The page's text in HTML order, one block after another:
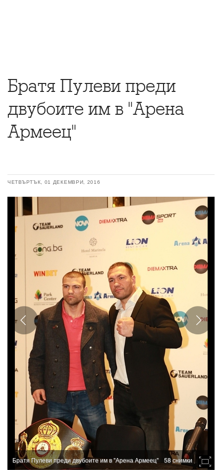
Братя Пулеви преди
двубоите им в "Арена
Армеец"
ЧЕТВЪРТЪК, 01 ДЕКЕМВРИ, 2016
Братя Пулеви преди двубоите им в "Арена Армеец" 58 снимки